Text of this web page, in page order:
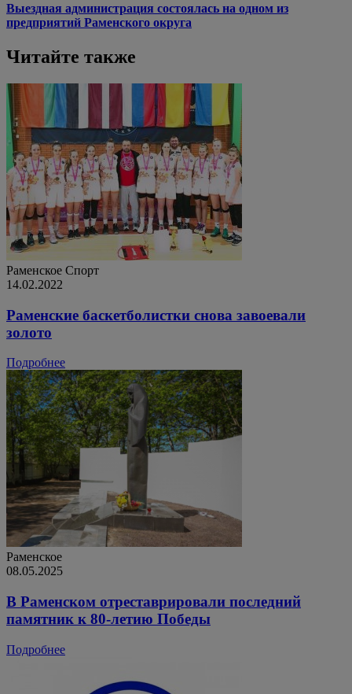
Выездная администрация состоялась на одном из
предприятий Раменского округа
Читайте также
Раменское Спорт
14.02.2022
Раменские баскетболистки снова завоевали
золото
Подробнее
Раменское
08.05.2025
В Раменском отреставрировали последний
памятник к 80-летию Победы
Подробнее